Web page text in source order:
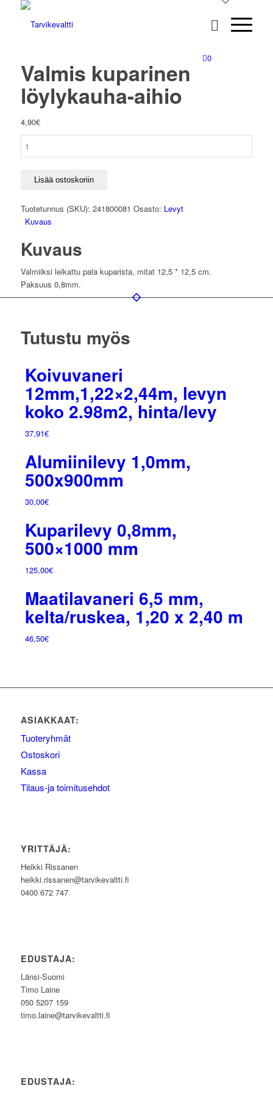
0
Valmis kuparinen
löylykauha-aihio
4,90€
aihioLisää ostoskoriin
Tuotetunnus (SKU): 241800081 Osasto: Levyt
Kuvaus
Kuvaus
Valmiiksi leikattu pala kuparista, mitat 12,5 * 12,5 cm.
Paksuus 0,8mm.
Tutustu myös
Koivuvaneri
12mm,1,22×2,44m, levyn
koko 2.98m2, hinta/levy
37,91€
Alumiinilevy 1,0mm,
500x900mm
30,00€
Kuparilevy 0,8mm,
500×1000 mm
125,00€
Maatilavaneri 6,5 mm,
kelta/ruskea, 1,20 x 2,40 m
46,50€
ASIAKKAAT:
Tuoteryhmät
Ostoskori
Kassa
Tilaus-ja toimitusehdot
YRITTÄJÄ:
Heikki Rissanen
heikki.rissanen@tarvikevaltti.fi
0400 672 747
EDUSTAJA:
Länsi-Suomi
Timo Laine
050 5207 159
timo.laine@tarvikevaltti.fi
EDUSTAJA: